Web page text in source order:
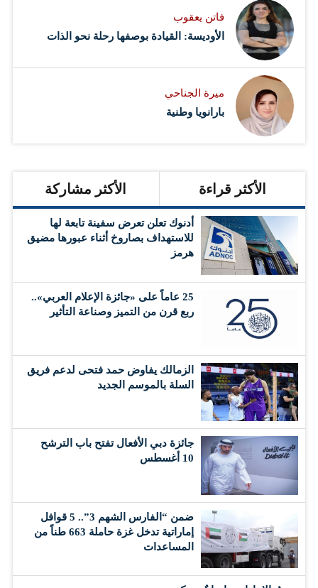
فاتن يعقوب
الأوديسة: القيادة بوصفها رحلة نحو الذات
ميرة الجناحي
بارانويا وطنية
الأكثر قراءة الأكثر مشاركة
أدنوك تعلن تعرض سفينة تابعة لها
للاستهداف بصاروخ أثناء عبورها مضيق
هرمز
25 عاماً على «جائزة الإعلام العربي»..
ربع قرن من التميز وصناعة التأثير
الزمالك يفاوض حمد فتحى لدعم فريق
السلة بالموسم الجديد
جائزة دبي الأفعال تفتح باب الترشح
10 أغسطس
ضمن “الفارس الشهم 3”.. 5 قوافل
إماراتية تدخل غزة حاملة 663 طناً من
المساعدات